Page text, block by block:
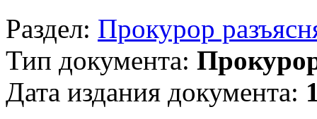
Раздел: Прокурор
Тип документа:
Дата издания документа: